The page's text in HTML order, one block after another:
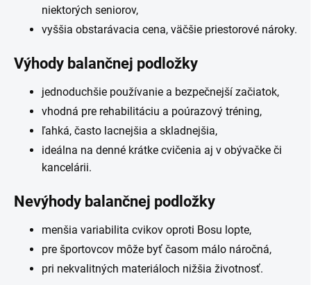
niektorých seniorov,
vyššia obstarávacia cena, väčšie priestorové nároky.
Výhody balančnej podložky
jednoduchšie používanie a bezpečnejší začiatok,
vhodná pre rehabilitáciu a poúrazový tréning,
ľahká, často lacnejšia a skladnejšia,
ideálna na denné krátke cvičenia aj v obývačke či
kancelárii.
Nevýhody balančnej podložky
menšia variabilita cvikov oproti Bosu lopte,
pre športovcov môže byť časom málo náročná,
pri nekvalitných materiáloch nižšia životnosť.